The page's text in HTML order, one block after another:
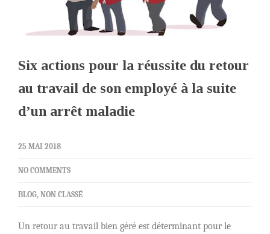
Six actions pour la réussite du retour
au travail de son employé à la suite
d’un arrêt maladie
25 MAI 2018
NO COMMENTS
BLOG, NON CLASSÉ
Un retour au travail bien géré est déterminant pour le